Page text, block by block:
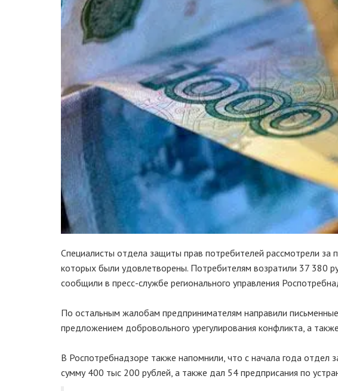
Специалисты отдела защиты прав потребителей рассмотрели
которых были удовлетворены. Потребителям возратили 37 380
сообщили в пресс-службе регионального управления
По остальным жалобам предпринимателям направили
предложением добровольного урегулирования конфликта, а
В Роспотребнадзоре также напомнили, что с начала года
сумму 400 тыс 200 рублей, а также дал 54 предприсания по